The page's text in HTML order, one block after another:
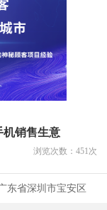
机销售生意
浏览次数： 451次
东省深圳市宝安区